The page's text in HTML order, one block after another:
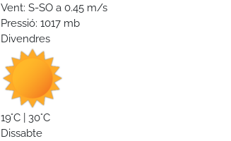
Vent: S-SO a 0.45 m/s
Pressió: 1017 mb
Divendres
19°C | 30°C
Dissabte